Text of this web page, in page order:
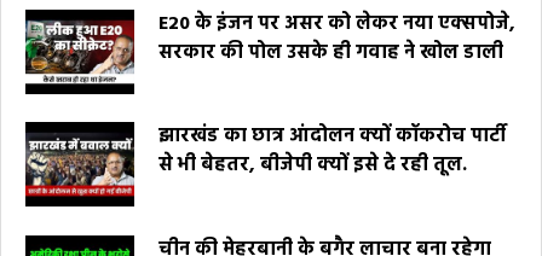
E20 के इंजन पर असर को लेकर नया एक्सपोजे,
सरकार की पोल उसके ही गवाह ने खोल डाली
झारखंड का छात्र आंदोलन क्यों कॉकरोच पार्टी
से भी बेहतर, बीजेपी क्यों इसे दे रही तूल.
चीन की मेहरबानी के बगैर लाचार बना रहेगा